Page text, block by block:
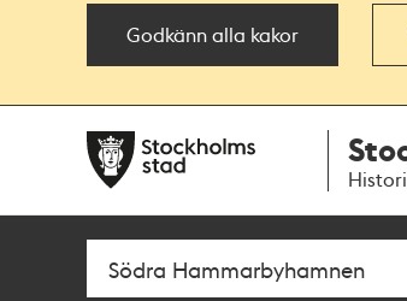
Godkänn alla kakor
navigationen
huvudinnehållet
Sök